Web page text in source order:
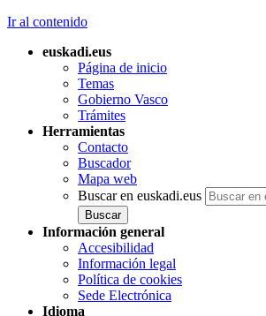
Ir al contenido
euskadi.eus
Página de inicio
Temas
Gobierno Vasco
Trámites
Herramientas
Contacto
Buscador
Mapa web
Buscar en euskadi.eus
Información general
Accesibilidad
Información legal
Política de cookies
Sede Electrónica
Idioma